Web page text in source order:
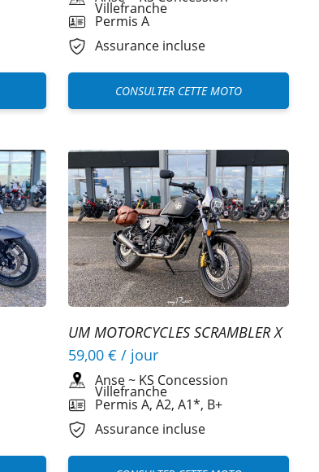
Villefranche
Permis A
Assurance incluse
CONSULTER CETTE MOTO
UM MOTORCYCLES SCRAMBLER X
CAFE 125
59,00 € / jour
Anse~ KS Concession
Villefranche
Permis A, A2, A1*, B+
Assurance incluse